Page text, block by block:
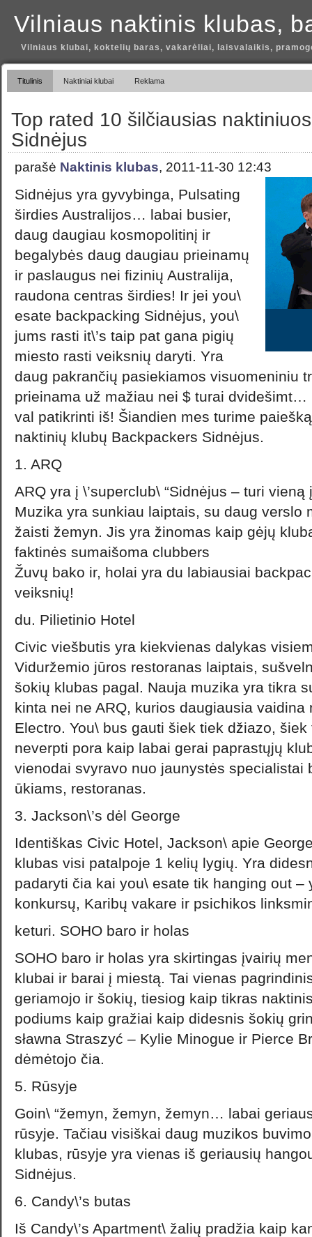
Vilniaus naktinis klubas,
Vilniaus klubai, koktelių baras, vakarėliai, laisvalaikis,
Titulinis Naktiniai klubai Reklama
Top rated 10 šilčiausias
Sidnėjus
parašė Naktinis klubas, 2011-11-30 12:43
Sidnėjus yra gyvybinga, Pulsating
širdies Australijos… labai busier,
daug daugiau kosmopolitinį ir
begalybės daug daugiau prieinamų
ir paslaugus nei fizinių Australija,
raudona centras širdies! Ir jei you\
esate backpacking Sidnėjus, you\
jums rasti it\’s taip pat gana pigių
miesto rasti veiksnių daryti. Yra
daug pakrančių pasiekiamos visuomeniniu
prieinama už mažiau nei $ turai dvidešimt…
val patikrinti iš! Šiandien mes turime
naktinių klubų Backpackers Sidnėjus.
1. ARQ
ARQ yra į \’superclub\ “Sidnėjus – turi vieną
Muzika yra sunkiau laiptais, su daug verslo
žaisti žemyn. Jis yra žinomas kaip gėjų
faktinės sumaišoma clubbers
Žuvų bako ir, holai yra du labiausiai
veiksnių!
du. Pilietinio Hotel
Civic viešbutis yra kiekvienas dalykas
Viduržemio jūros restoranas laiptais,
šokių klubas pagal. Nauja muzika yra tikra
kinta nei ne ARQ, kurios daugiausia
Electro. You\ bus gauti šiek tiek džiazo,
neverpti pora kaip labai gerai paprastųjų
vienodai svyravo nuo jaunystės specialistai
ūkiams, restoranas.
3. Jackson\’s dėl George
Identiškas Civic Hotel, Jackson\ apie
klubas visi patalpoje 1 kelių lygių. Yra
padaryti čia kai you\ esate tik hanging out –
konkursų, Karibų vakare ir psichikos
keturi. SOHO baro ir holas
SOHO baro ir holas yra skirtingas įvairių
klubai ir barai į miestą. Tai vienas
geriamojo ir šokių, tiesiog kaip tikras
podiums kaip gražiai kaip didesnis šokių
sławna Straszyć – Kylie Minogue ir Pierce
dėmėtojo čia.
5. Rūsyje
Goin\ “žemyn, žemyn, žemyn… labai
rūsyje. Tačiau visiškai daug muzikos
klubas, rūsyje yra vienas iš geriausių
Sidnėjus.
6. Candy\’s butas
Iš Candy\’s Apartment\ žalių pradžia kaip